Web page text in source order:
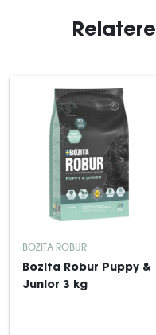
BOZITA ROBUR
Bozita Robur Puppy &
Junior 3 kg